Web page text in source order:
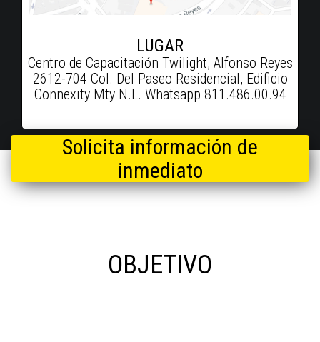
LUGAR
Centro de Capacitación Twilight, Alfonso Reyes
2612-704 Col. Del Paseo Residencial, Edificio
Connexity Mty N.L. Whatsapp 811.486.00.94
Solicita información de
inmediato
OBJETIVO